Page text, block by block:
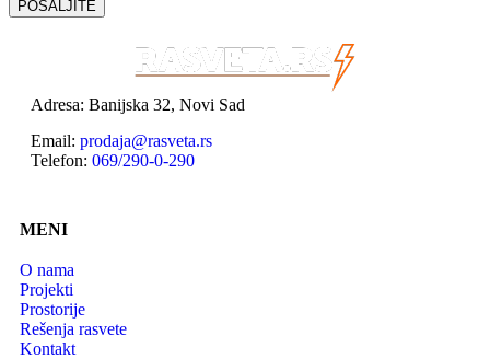
Adresa: Banijska 32, Novi Sad
Email: prodaja@rasveta.rs
Telefon: 069/290-0-290
MENI
O nama
Projekti
Prostorije
Rešenja rasvete
Kontakt